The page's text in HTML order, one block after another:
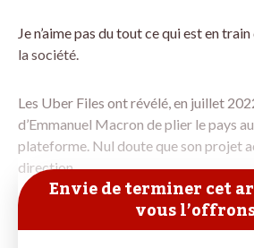
Je n’aime pas du tout ce qui est en
la société.
Les Uber Files ont révélé, en juillet
d’Emmanuel Macron de plier le pays
plateforme. Nul doute que son projet
direction.
Envie de terminer cet
vous